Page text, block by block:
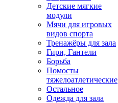
Детские мягкие
модули
Мячи для игровых
видов спорта
Тренажёры для зала
Гири, Гантели
Борьба
Помосты
тяжелоатлетические
Остальное
Одежда для зала